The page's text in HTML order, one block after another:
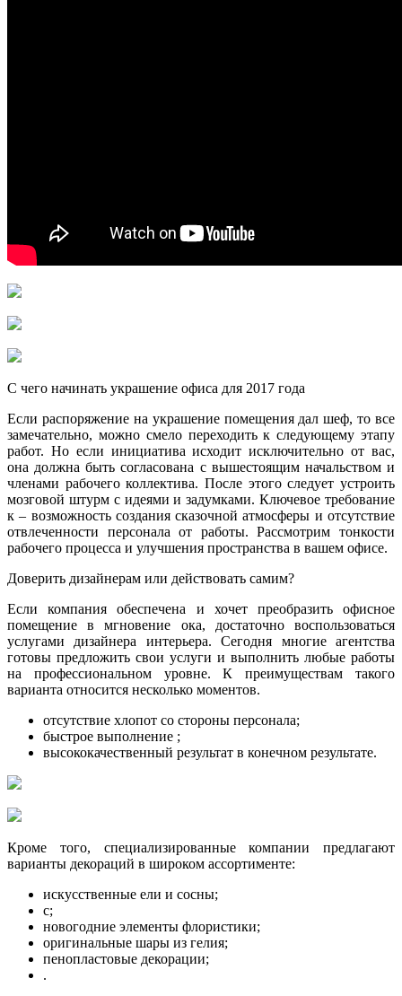
С чего начинать украшение офиса для 2017 года
Если распоряжение на украшение помещения дал шеф, то все
замечательно, можно смело переходить к следующему этапу
работ. Но если инициатива исходит исключительно от вас,
она должна быть согласована с вышестоящим начальством и
членами рабочего коллектива. После этого следует устроить
мозговой штурм с идеями и задумками. Ключевое требование
к – возможность создания сказочной атмосферы и отсутствие
отвлеченности персонала от работы. Рассмотрим тонкости
рабочего процесса и улучшения пространства в вашем офисе.
Доверить дизайнерам или действовать самим?
Если компания обеспечена и хочет преобразить офисное
помещение в мгновение ока, достаточно воспользоваться
услугами дизайнера интерьера. Сегодня многие агентства
готовы предложить свои услуги и выполнить любые работы
на профессиональном уровне. К преимуществам такого
варианта относится несколько моментов.
отсутствие хлопот со стороны персонала;
быстрое выполнение ;
высококачественный результат в конечном результате.
Кроме того, специализированные компании предлагают
варианты декораций в широком ассортименте:
искусственные ели и сосны;
с;
новогодние элементы флористики;
оригинальные шары из гелия;
пенопластовые декорации;
.